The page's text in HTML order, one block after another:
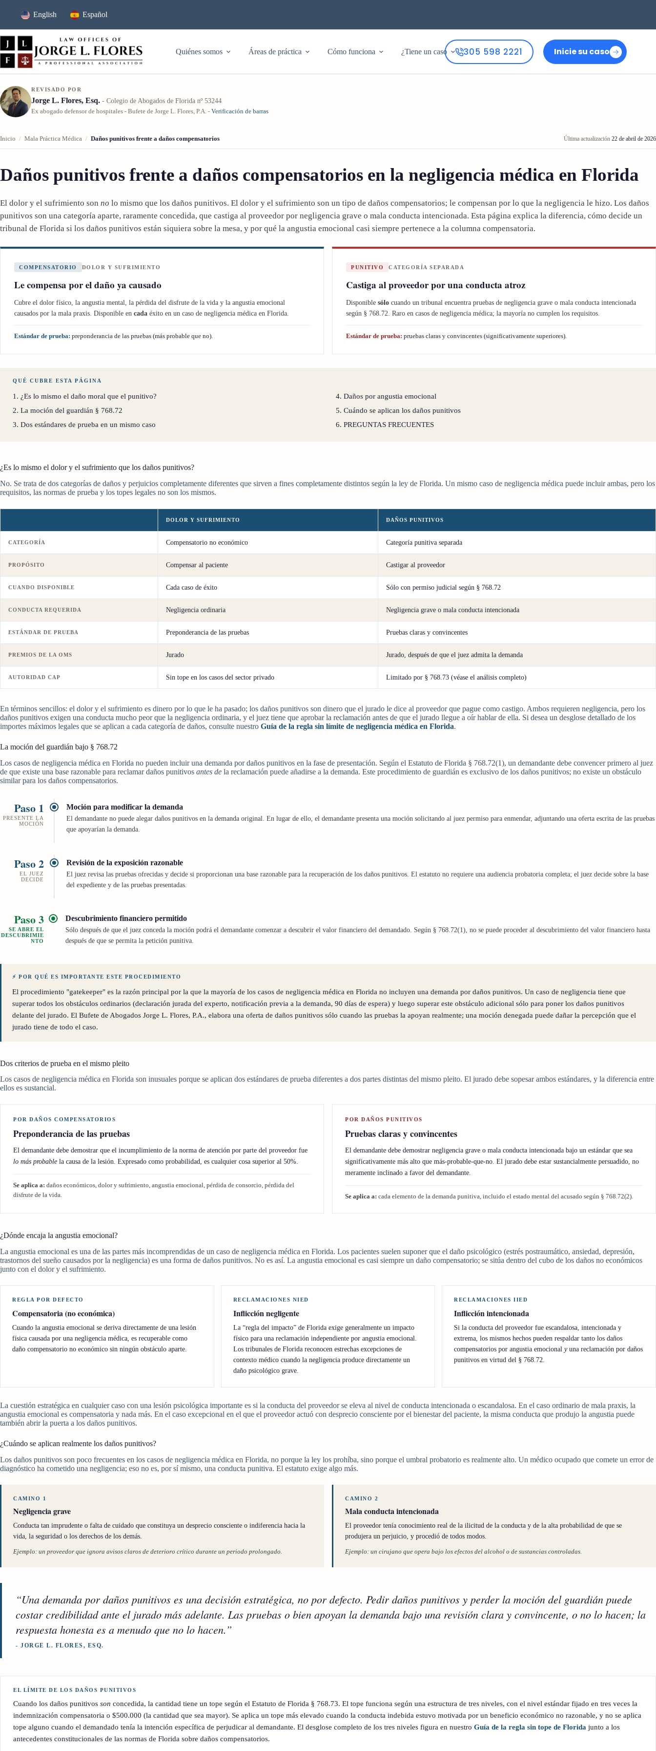
contenido
English Español
Quiénes somos Áreas de práctica Cómo funciona ¿Tiene un caso 305 598 2221 Inicie su caso
REVISADO POR
Jorge L. Flores, Esq. - Colegio de Abogados de Florida nº 53244
Ex abogado defensor de hospitales - Bufete de Jorge L. Flores, P.A. - Verificación de barras
Inicio / Mala Práctica Médica / Daños punitivos frente a daños compensatorios Última actualización 22 de abril de 2026
Daños punitivos frente a daños compensatorios en la negligencia médica en Florida
El dolor y el sufrimiento son no lo mismo que los daños punitivos. El dolor y el sufrimiento son un tipo de daños compensatorios; le compensan por lo que la negligencia le hizo. Los daños
punitivos son una categoría aparte, raramente concedida, que castiga al proveedor por negligencia grave o mala conducta intencionada. Esta página explica la diferencia, cómo decide un
tribunal de Florida si los daños punitivos están siquiera sobre la mesa, y por qué la angustia emocional casi siempre pertenece a la columna compensatoria.
COMPENSATORIO DOLOR Y SUFRIMIENTO
Le compensa por el daño ya causado
Cubre el dolor físico, la angustia mental, la pérdida del disfrute de la vida y la angustia emocional
causados por la mala praxis. Disponible en cada éxito en un caso de negligencia médica en Florida.
Estándar de prueba: preponderancia de las pruebas (más probable que no).
PUNITIVO CATEGORÍA SEPARADA
Castiga al proveedor por una conducta atroz
Disponible sólo cuando un tribunal encuentra pruebas de negligencia grave o mala conducta intencionada
según § 768.72. Raro en casos de negligencia médica; la mayoría no cumplen los requisitos.
Estándar de prueba: pruebas claras y convincentes (significativamente superiores).
QUÉ CUBRE ESTA PÁGINA
1. ¿Es lo mismo el daño moral que el punitivo?
2. La moción del guardián § 768.72
3. Dos estándares de prueba en un mismo caso
4. Daños por angustia emocional
5. Cuándo se aplican los daños punitivos
6. PREGUNTAS FRECUENTES
¿Es lo mismo el dolor y el sufrimiento que los daños punitivos?
No. Se trata de dos categorías de daños y perjuicios completamente diferentes que sirven a fines completamente distintos según la ley de Florida. Un mismo caso de negligencia médica puede incluir ambas, pero los
requisitos, las normas de prueba y los topes legales no son los mismos.
DOLOR Y SUFRIMIENTO DAÑOS PUNITIVOS
CATEGORÍA Compensatorio no económico Categoría punitiva separada
PROPÓSITO Compensar al paciente Castigar al proveedor
CUANDO DISPONIBLE Cada caso de éxito Sólo con permiso judicial según § 768.72
CONDUCTA REQUERIDA Negligencia ordinaria Negligencia grave o mala conducta intencionada
ESTÁNDAR DE PRUEBA Preponderancia de las pruebas Pruebas claras y convincentes
PREMIOS DE LA OMS Jurado Jurado, después de que el juez admita la demanda
AUTORIDAD CAP Sin tope en los casos del sector privado Limitado por § 768.73 (véase el análisis completo)
En términos sencillos: el dolor y el sufrimiento es dinero por lo que le ha pasado; los daños punitivos son dinero que el jurado le dice al proveedor que pague como castigo. Ambos requieren negligencia, pero los
daños punitivos exigen una conducta mucho peor que la negligencia ordinaria, y el juez tiene que aprobar la reclamación antes de que el jurado llegue a oír hablar de ella. Si desea un desglose detallado de los
importes máximos legales que se aplican a cada categoría de daños, consulte nuestro Guía de la regla sin límite de negligencia médica en Florida.
La moción del guardián bajo § 768.72
Los casos de negligencia médica en Florida no pueden incluir una demanda por daños punitivos en la fase de presentación. Según el Estatuto de Florida § 768.72(1), un demandante debe convencer primero al juez
de que existe una base razonable para reclamar daños punitivos antes de la reclamación puede añadirse a la demanda. Este procedimiento de guardián es exclusivo de los daños punitivos; no existe un obstáculo
similar para los daños compensatorios.
Paso 1
PRESENTE LA
MOCIÓN
Moción para modificar la demanda
El demandante no puede alegar daños punitivos en la demanda original. En lugar de ello, el demandante presenta una moción solicitando al juez permiso para enmendar, adjuntando una oferta escrita de las pruebas
que apoyarían la demanda.
Paso 2
EL JUEZ
DECIDE
Revisión de la exposición razonable
El juez revisa las pruebas ofrecidas y decide si proporcionan una base razonable para la recuperación de los daños punitivos. El estatuto no requiere una audiencia probatoria completa; el juez decide sobre la base
del expediente y de las pruebas presentadas.
Paso 3
SE ABRE EL
DESCUBRIMIE
NTO
Descubrimiento financiero permitido
Sólo después de que el juez conceda la moción podrá el demandante comenzar a descubrir el valor financiero del demandado. Según § 768.72(1), no se puede proceder al descubrimiento del valor financiero hasta
después de que se permita la petición punitiva.
⚡ POR QUÉ ES IMPORTANTE ESTE PROCEDIMIENTO
El procedimiento "gatekeeper" es la razón principal por la que la mayoría de los casos de negligencia médica en Florida no incluyen una demanda por daños punitivos. Un caso de negligencia tiene que
superar todos los obstáculos ordinarios (declaración jurada del experto, notificación previa a la demanda, 90 días de espera) y luego superar este obstáculo adicional sólo para poner los daños punitivos
delante del jurado. El Bufete de Abogados Jorge L. Flores, P.A., elabora una oferta de daños punitivos sólo cuando las pruebas la apoyan realmente; una moción denegada puede dañar la percepción que el
jurado tiene de todo el caso.
Dos criterios de prueba en el mismo pleito
Los casos de negligencia médica en Florida son inusuales porque se aplican dos estándares de prueba diferentes a dos partes distintas del mismo pleito. El jurado debe sopesar ambos estándares, y la diferencia entre
ellos es sustancial.
POR DAÑOS COMPENSATORIOS
Preponderancia de las pruebas
El demandante debe demostrar que el incumplimiento de la norma de atención por parte del proveedor fue
lo más probable la causa de la lesión. Expresado como probabilidad, es cualquier cosa superior al 50%.
Se aplica a: daños económicos, dolor y sufrimiento, angustia emocional, pérdida de consorcio, pérdida del
disfrute de la vida.
POR DAÑOS PUNITIVOS
Pruebas claras y convincentes
El demandante debe demostrar negligencia grave o mala conducta intencionada bajo un estándar que sea
significativamente más alto que más-probable-que-no. El jurado debe estar sustancialmente persuadido, no
meramente inclinado a favor del demandante.
Se aplica a: cada elemento de la demanda punitiva, incluido el estado mental del acusado según § 768.72(2).
¿Dónde encaja la angustia emocional?
La angustia emocional es una de las partes más incomprendidas de un caso de negligencia médica en Florida. Los pacientes suelen suponer que el daño psicológico (estrés postraumático, ansiedad, depresión,
trastornos del sueño causados por la negligencia) es una forma de daños punitivos. No es así. La angustia emocional es casi siempre un daño compensatorio; se sitúa dentro del cubo de los daños no económicos
junto con el dolor y el sufrimiento.
REGLA POR DEFECTO
Compensatoria (no económica)
Cuando la angustia emocional se deriva directamente de una lesión
física causada por una negligencia médica, es recuperable como
daño compensatorio no económico sin ningún obstáculo aparte.
RECLAMACIONES NIED
Inflicción negligente
La “regla del impacto” de Florida exige generalmente un impacto
físico para una reclamación independiente por angustia emocional.
Los tribunales de Florida reconocen estrechas excepciones de
contexto médico cuando la negligencia produce directamente un
daño psicológico grave.
RECLAMACIONES IIED
Inflicción intencionada
Si la conducta del proveedor fue escandalosa, intencionada y
extrema, los mismos hechos pueden respaldar tanto los daños
compensatorios por angustia emocionalyuna reclamación por daños
punitivos en virtud del § 768.72.
La cuestión estratégica en cualquier caso con una lesión psicológica importante es si la conducta del proveedor se eleva al nivel de conducta intencionada o escandalosa. En el caso ordinario de mala praxis, la
angustia emocional es compensatoria y nada más. En el caso excepcional en el que el proveedor actuó con desprecio consciente por el bienestar del paciente, la misma conducta que produjo la angustia puede
también abrir la puerta a los daños punitivos.
¿Cuándo se aplican realmente los daños punitivos?
Los daños punitivos son poco frecuentes en los casos de negligencia médica en Florida, no porque la ley los prohíba, sino porque el umbral probatorio es realmente alto. Un médico ocupado que comete un error de
diagnóstico ha cometido una negligencia; eso no es, por sí mismo, una conducta punitiva. El estatuto exige algo más.
CAMINO 1
Negligencia grave
Conducta tan imprudente o falta de cuidado que constituya un desprecio consciente o indiferencia hacia la
vida, la seguridad o los derechos de los demás.
Ejemplo: un proveedor que ignora avisos claros de deterioro crítico durante un periodo prolongado.
CAMINO 2
Mala conducta intencionada
El proveedor tenía conocimiento real de la ilicitud de la conducta y de la alta probabilidad de que se
produjera un perjuicio, y procedió de todos modos.
Ejemplo: un cirujano que opera bajo los efectos del alcohol o de sustancias controladas.
“Una demanda por daños punitivos es una decisión estratégica, no por defecto. Pedir daños punitivos y perder la moción del guardián puede
costar credibilidad ante el jurado más adelante. Las pruebas o bien apoyan la demanda bajo una revisión clara y convincente, o no lo hacen; la
respuesta honesta es a menudo que no lo hacen.”
- JORGE L. FLORES, ESQ.
EL LÍMITE DE LOS DAÑOS PUNITIVOS
Cuando los daños punitivos son concedida, la cantidad tiene un tope según el Estatuto de Florida § 768.73. El tope funciona según una estructura de tres niveles, con el nivel estándar fijado en tres veces la
indemnización compensatoria o $500.000 (la cantidad que sea mayor). Se aplica un tope más elevado cuando la conducta indebida estuvo motivada por un beneficio económico no razonable, y no se aplica
tope alguno cuando el demandado tenía la intención específica de perjudicar al demandante. El desglose completo de los tres niveles figura en nuestro Guía de la regla sin tope de Florida junto a los
antecedentes constitucionales de las normas de Florida sobre daños compensatorios.